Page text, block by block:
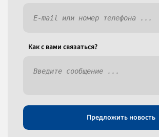
Как c вами связаться?
Предложить новость